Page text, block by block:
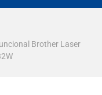
Brother Laser